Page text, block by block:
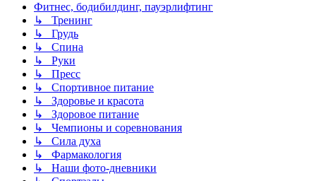
Фитнес, бодибилдинг, пауэрлифтинг
↳ Тренинг
↳ Грудь
↳ Спина
↳ Руки
↳ Пресс
↳ Спортивное питание
↳ Здоровье и красота
↳ Здоровое питание
↳ Чемпионы и соревнования
↳ Сила духа
↳ Фармакология
↳ Наши фото-дневники